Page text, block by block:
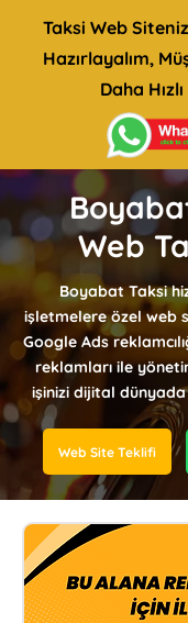
Taksi Web
Hazırlayalım,
Daha
Web
Boyabat Taksi
işletmelere özel web
Google Ads
reklamları ile
işinizi dijital
Web Site Teklifi